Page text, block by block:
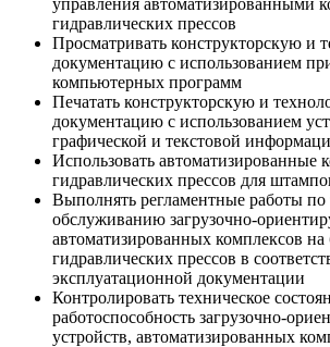
гидравлических прессов
Просматривать конструкторскую и
документацию с использованием
компьютерных программ
Печатать конструкторскую и
документацию с использованием
графической и текстовой
Использовать автоматизированные
гидравлических прессов для
Выполнять регламентные работы по
обслуживанию загрузочно-
автоматизированных комплексов на
гидравлических прессов в
эксплуатационной документации
Контролировать техническое
работоспособность загрузочно-
устройств, автоматизированных